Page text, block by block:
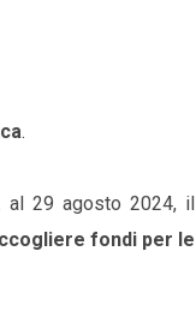
.
al 29 agosto 2024, il
fondi per le